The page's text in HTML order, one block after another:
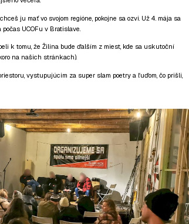
ju mať vo svojom regióne, pokojne sa ozvi. Už 4. mája sa
UCOFu v Bratislave.
k tomu, že Žilina bude ďalším z miest, kde sa uskutoční
na našich stránkach).
vystupujúcim za super slam poetry a ľuďom, čo prišli,